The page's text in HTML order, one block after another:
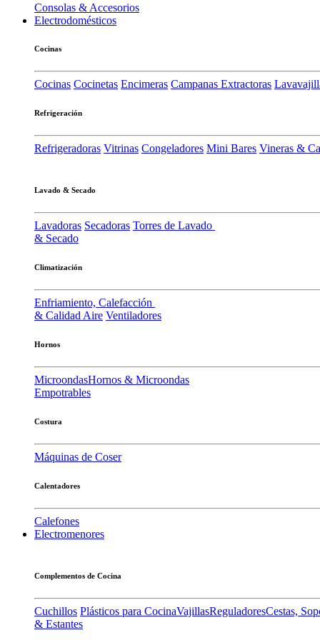
Consolas & Accesorios
Electrodomésticos
Cocinas
Cocinas Cocinetas Encimeras Campanas Extractoras
Refrigeración
Refrigeradoras Vitrinas Congeladores Mini Bares Vineras &
Lavado & Secado
Lavadoras Secadoras Torres de Lavado
& Secado
Climatización
Enfriamiento, Calefacción
& Calidad Aire Ventiladores
Hornos
MicroondasHornos & Microondas
Empotrables
Costura
Máquinas de Coser
Calentadores
Calefones
Electromenores
Complementos de Cocina
Cuchillos Plásticos para CocinaVajillasReguladoresCestas,
& Estantes